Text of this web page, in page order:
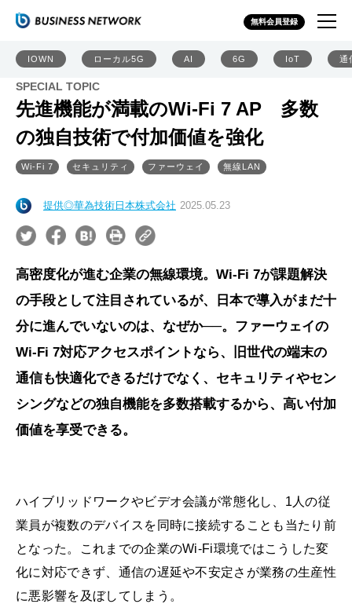
無料会員登録
IOWN ローカル5G AI 6G IoT 通
SPECIAL TOPIC
先進機能が満載のWi-Fi 7 AP 多数
の独自技術で付加価値を強化
Wi-Fi 7 セキュリティ ファーウェイ 無線LAN
提供◎華為技術日本株式会社 2025.05.23
高密度化が進む企業の無線環境。Wi-Fi 7が課題解決
の手段として注目されているが、日本で導入がまだ十
分に進んでいないのは、なぜか──。ファーウェイの
Wi-Fi 7対応アクセスポイントなら、旧世代の端末の
通信も快適化できるだけでなく、セキュリティやセン
シングなどの独自機能を多数搭載するから、高い付加
価値を享受できる。
ハイブリッドワークやビデオ会議が常態化し、1人の従
業員が複数のデバイスを同時に接続することも当たり前
となった。これまでの企業のWi-Fi環境ではこうした変
化に対応できず、通信の遅延や不安定さが業務の生産性
に悪影響を及ぼしてしまう。